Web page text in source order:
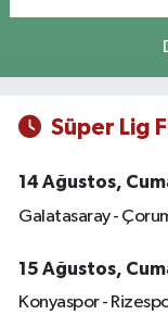
Süper Lig
14 Ağustos,
Galatasaray -
15 Ağustos,
Konyaspor -